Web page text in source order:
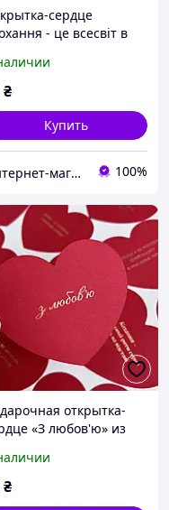
сердце
- це всесвіт в
₴
Купить
Интернет-магазин AWATCH 100%
открытка-
«З любов'ю» из
золотом
₴